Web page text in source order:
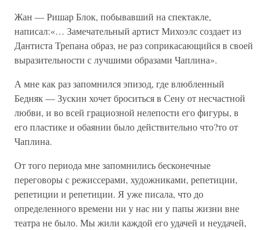
Жан — Ришар Блок, побывавший на спектакле,
написал:«… Замечательный артист Михоэлс создает из
Дантиста Трепана образ, не раз соприкасающийся в своей
выразительности с лучшими образами Чаплина».
А мне как раз запомнился эпизод, где влюбленный
Бедняк — Зускин хочет броситься в Сену от несчастной
любви, и во всей грациозной нелепости его фигуры, в
его пластике и обаянии было действительно что?то от
Чаплина.
От того периода мне запомнились бесконечные
переговоры с режиссерами, художниками, репетиции,
репетиции и репетиции. Я уже писала, что до
определенного времени ни у нас ни у папы жизни вне
театра не было. Мы жили каждой его удачей и неудачей,